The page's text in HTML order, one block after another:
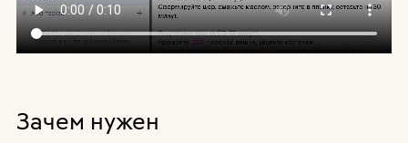
Зачем нужен